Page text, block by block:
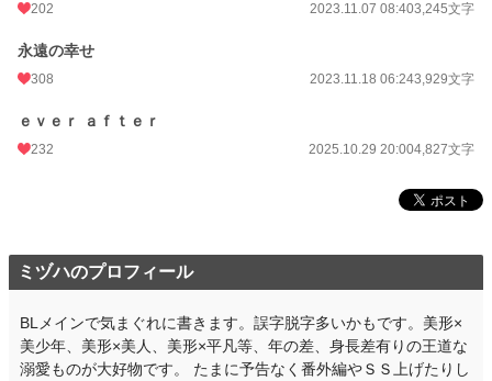
202 2023.11.07 08:403,245文字
永遠の幸せ
308 2023.11.18 06:243,929文字
ｅｖｅｒ ａｆｔｅｒ
232 2025.10.29 20:004,827文字
ミヅハのプロフィール
BLメインで気まぐれに書きます。誤字脱字多いかもです。美形×
美少年、美形×美人、美形×平凡等、年の差、身長差有りの王道な
溺愛ものが大好物です。 たまに予告なく番外編やＳＳ上げたりし